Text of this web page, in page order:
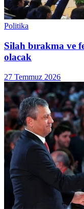
Politika
Silah bırakma ve
olacak
27 Temmuz 2026